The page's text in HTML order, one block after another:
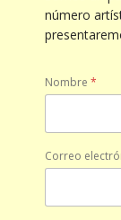
número
Nombre *
Correo